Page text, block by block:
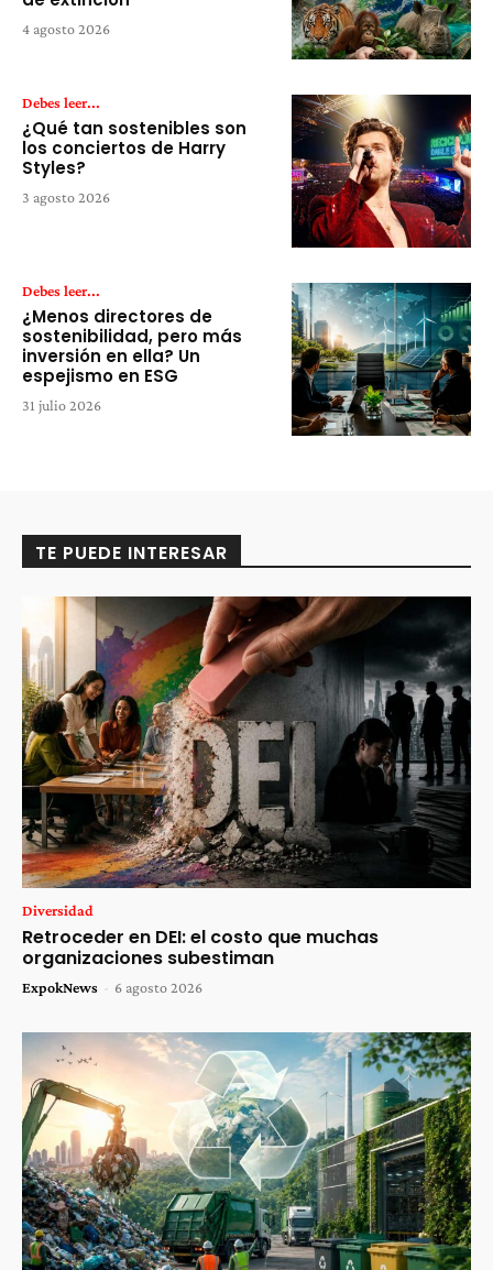
4 agosto 2026
Debes leer...
¿Qué tan sostenibles son
los conciertos de Harry
Styles?
3 agosto 2026
Debes leer...
¿Menos directores de
sostenibilidad, pero más
inversión en ella? Un
espejismo en ESG
31 julio 2026
TE PUEDE INTERESAR
Diversidad
Retroceder en DEI: el costo que muchas
organizaciones subestiman
ExpokNews - 6 agosto 2026